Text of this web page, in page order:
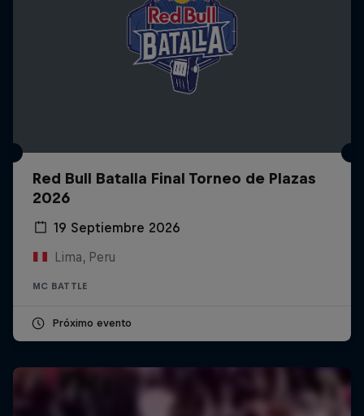
Red Bull Batalla Final Torneo de Plazas
2026
19 Septiembre 2026
Lima, Peru
MC BATTLE
Próximo evento